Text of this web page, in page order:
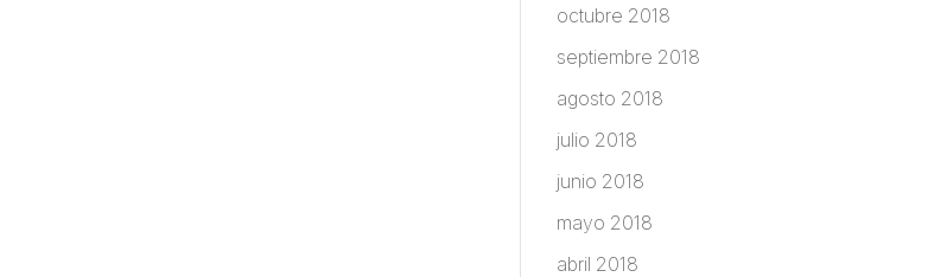
octubre 2018
septiembre 2018
agosto 2018
julio 2018
junio 2018
mayo 2018
abril 2018